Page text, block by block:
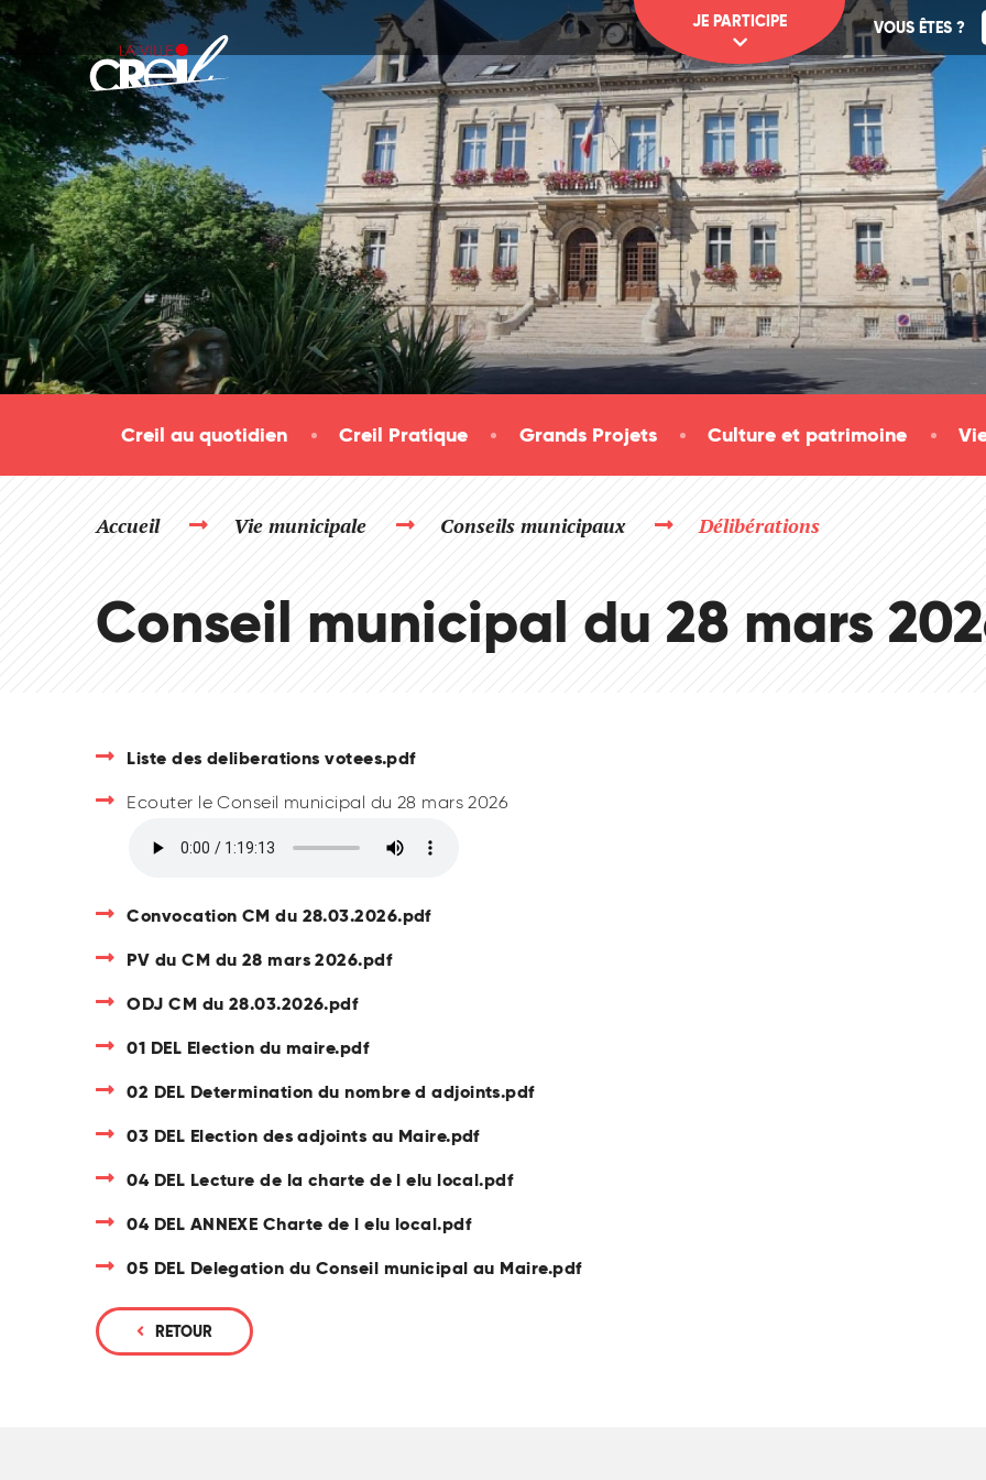
Passer au contenu VOUS ÊTES ?
JE PARTICIPE
Creil au quotidien Creil Pratique Grands Projets Culture et patrimoine
Accueil Vie municipale Conseils municipaux Délibérations
Conseil municipal du 28 mars
Liste des deliberations votees.pdf
Ecouter le Conseil municipal du 28 mars 2026
Convocation CM du 28.03.2026.pdf
PV du CM du 28 mars 2026.pdf
ODJ CM du 28.03.2026.pdf
01 DEL Election du maire.pdf
02 DEL Determination du nombre d adjoints.pdf
03 DEL Election des adjoints au Maire.pdf
04 DEL Lecture de la charte de l elu local.pdf
04 DEL ANNEXE Charte de l elu local.pdf
05 DEL Delegation du Conseil municipal au Maire.pdf
RETOUR